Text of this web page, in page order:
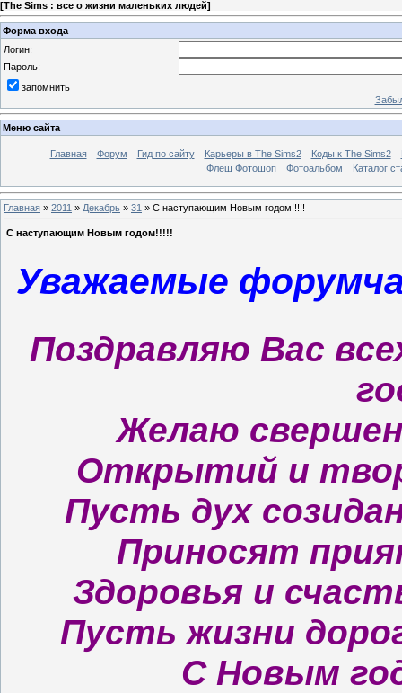
[The Sims : все о жизни маленьких людей]
Форма входа
Логин:
Пароль:
запомнить
Меню сайта
Главная Форум Гид по сайту Карьеры в The Sims2 Коды к The Sims2
Флеш Фотошоп
Фотоальбом Каталог
Главная » 2011 » Декабрь » 31 » С наступающим Новым годом!!!!!
С наступающим Новым годом!!!!!
Уважаемые
Поздравляю Вас
Желаю
Открытий и
Пусть дух
Приносят
Здоровья и
Пусть жизни
С Новым